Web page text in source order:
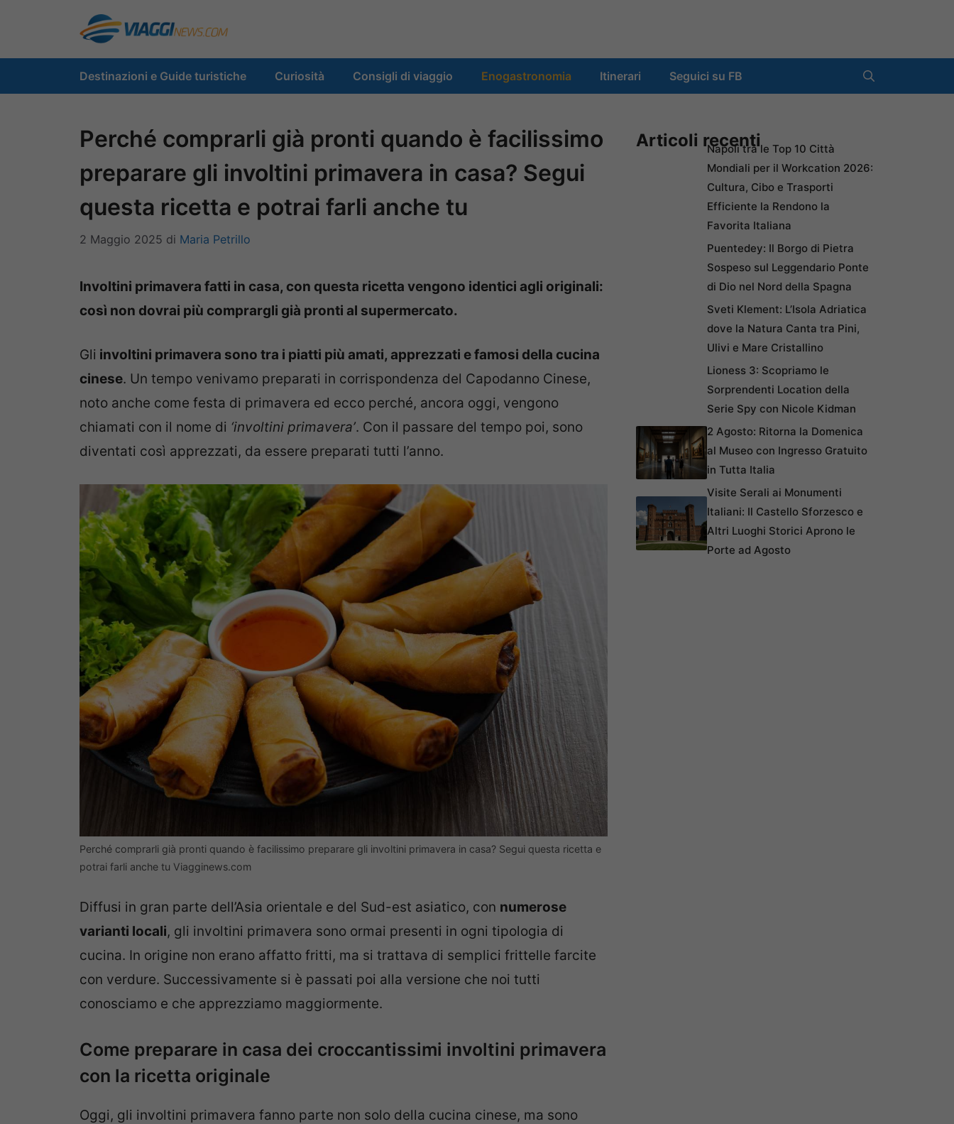
contenuto
Destinazioni e Guide turistiche Curiosità Consigli di viaggio Enogastronomia Itinerari Seguici su FB
Perché comprarli già pronti quando è facilissimo
preparare gli involtini primavera in casa? Segui
questa ricetta e potrai farli anche tu
2 Maggio 2025 di Maria Petrillo
Involtini primavera fatti in casa, con questa ricetta vengono identici agli originali:
così non dovrai più comprargli già pronti al supermercato.
Gli involtini primavera sono tra i piatti più amati, apprezzati e famosi della cucina
cinese. Un tempo venivamo preparati in corrispondenza del Capodanno Cinese,
noto anche come festa di primavera ed ecco perché, ancora oggi, vengono
chiamati con il nome di ‘involtini primavera’. Con il passare del tempo poi, sono
diventati così apprezzati, da essere preparati tutti l’anno.
Perché comprarli già pronti quando è facilissimo preparare gli involtini primavera in casa? Segui questa ricetta e
potrai farli anche tu Viagginews.com
Diffusi in gran parte dell’Asia orientale e del Sud-est asiatico, con numerose
varianti locali, gli involtini primavera sono ormai presenti in ogni tipologia di
cucina. In origine non erano affatto fritti, ma si trattava di semplici frittelle farcite
con verdure. Successivamente si è passati poi alla versione che noi tutti
conosciamo e che apprezziamo maggiormente.
Come preparare in casa dei croccantissimi involtini primavera
con la ricetta originale
Oggi, gli involtini primavera fanno parte non solo della cucina cinese, ma sono
Articoli recentiNapoli tra le Top 10 Città
Mondiali per il Workcation 2026:
Cultura, Cibo e Trasporti
Efficiente la Rendono la
Favorita Italiana
Puentedey: Il Borgo di Pietra
Sospeso sul Leggendario Ponte
di Dio nel Nord della Spagna
Sveti Klement: L’Isola Adriatica
dove la Natura Canta tra Pini,
Ulivi e Mare Cristallino
Lioness 3: Scopriamo le
Sorprendenti Location della
Serie Spy con Nicole Kidman
2 Agosto: Ritorna la Domenica
al Museo con Ingresso Gratuito
in Tutta Italia
Visite Serali ai Monumenti
Italiani: Il Castello Sforzesco e
Altri Luoghi Storici Aprono le
Porte ad Agosto